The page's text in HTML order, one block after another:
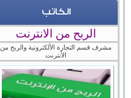
الكاتب
الربح من الانترنت
مشرف قسم التجارة الألكترونية والربح من
الأنترنت